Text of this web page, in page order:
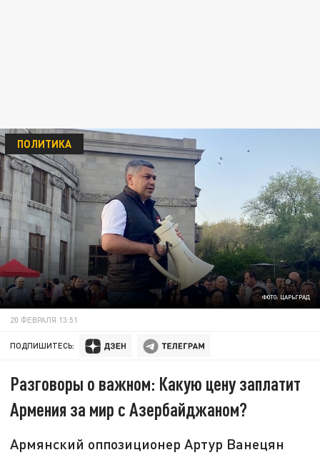
ФОТО: ЦАРЬГРАД
ПОЛИТИКА
20 ФЕВРАЛЯ 13:51
ПОДПИШИТЕСЬ:
Разговоры о важном: Какую цену заплатит
Армения за мир с Азербайджаном?
Армянский оппозиционер Артур Ванецян